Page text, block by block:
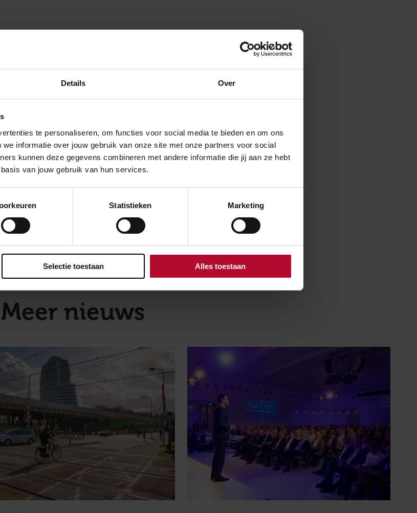
Details Over
te personaliseren, om functies voor social media te bieden en om ons
informatie over jouw gebruik van onze site met onze partners voor social
kunnen deze gegevens combineren met andere informatie die jij aan ze hebt
van jouw gebruik van hun services.
Statistieken Marketing
Selectie toestaan Alles toestaan
inclusief een ‘schaalmodel’. In de tweede fase gaat het om
een pilotplan, een prototype en testresultaten uit een
heeft een onafhankelijke commissie die de projectplannen
loopt van mei 2020 tot maart 2022.
fase 1. Aanbieders kunnen hun projectplan tot en met 22
informatie over het traject is te vinden via de site van de
Nederland.
Meer nieuws